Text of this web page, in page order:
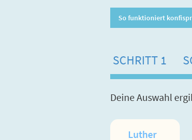
So funktioniert
SCHRITT 1
Deine Auswahl
Luther